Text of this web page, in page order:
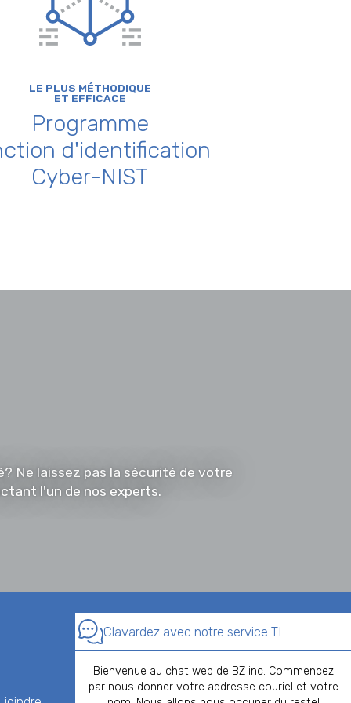
LE PLUS MÉTHODIQUE
ET EFFICACE
Programme
d'identification
Cyber-NIST
Ne laissez pas la sécurité de votre
l'un de nos experts.
Clavardez avec notre service TI
Bienvenue au chat web de BZ inc. Commencez
par nous donner votre addresse couriel et votre